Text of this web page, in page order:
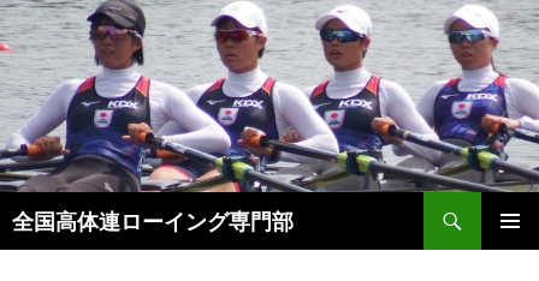
全国高体連ローイング専門部
検
索